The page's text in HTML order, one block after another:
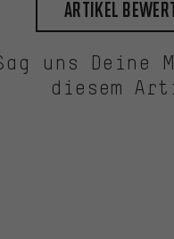
Artikel
uns Deine
diesem